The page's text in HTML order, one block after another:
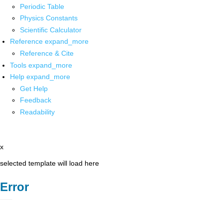
Periodic Table
Physics Constants
Scientific Calculator
Reference expand_more
Reference & Cite
Tools expand_more
Help expand_more
Get Help
Feedback
Readability
x
selected template will load here
Error